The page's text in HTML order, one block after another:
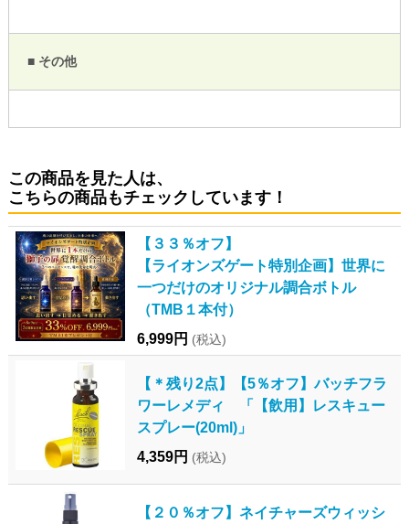
■ その他
この商品を見た人は、
こちらの商品もチェックしています！
【３３％オフ】
【ライオンズゲート特別企画】世界に
一つだけのオリジナル調合ボトル
（TMB１本付）
6,999円 (税込)
【＊残り2点】【5％オフ】バッチフラ
ワーレメディ 「【飲用】レスキュー
スプレー(20ml)」
4,359円 (税込)
【２０％オフ】ネイチャーズウィッシ